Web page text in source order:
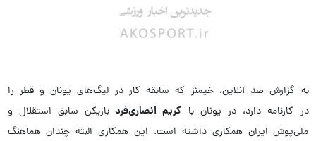
به گزارش صد آنلاین، خیمنز که سابقه کار در لیگ‌های یونان و قطر را
در کارنامه دارد، در یونان با کریم انصاری‌فرد بازیکن سابق استقلال و
ملی‌پوش ایران همکاری داشته است. این همکاری البته چندان هماهنگ